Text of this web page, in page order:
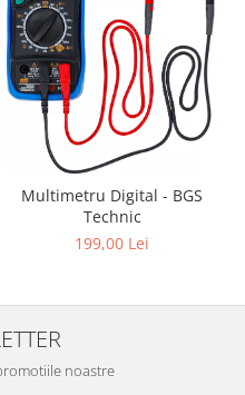
Multimetru Digital - BGS
Technic
199,00 Lei
noastre